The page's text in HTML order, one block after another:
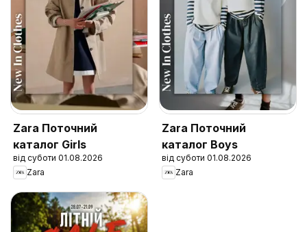
Zara Поточний
каталог Girls
від суботи 01.08.2026
Zara
Zara Поточний
каталог Boys
від суботи 01.08.2026
Zara